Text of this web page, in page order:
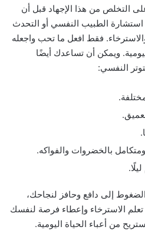
التخلص من هذا الإجهاد قبل أن
الطبيب النفسي أو التحدث
فقط افعل ما تحب واجعله
ويمكن أن تساعدك أيضًا
النفسي:
بالخضروات والفواكه.
إلى دافع وحافز لنجاحك،
الاسترخاء وإعطاء فرصة لنفسك
من أعباء الحياة اليومية.